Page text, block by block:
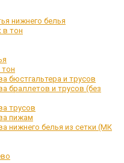
нижнего белья
в тон
бюстгальтера и трусов
браллетов и трусов (без
трусов
пижам
нижнего белья из сетки (МК